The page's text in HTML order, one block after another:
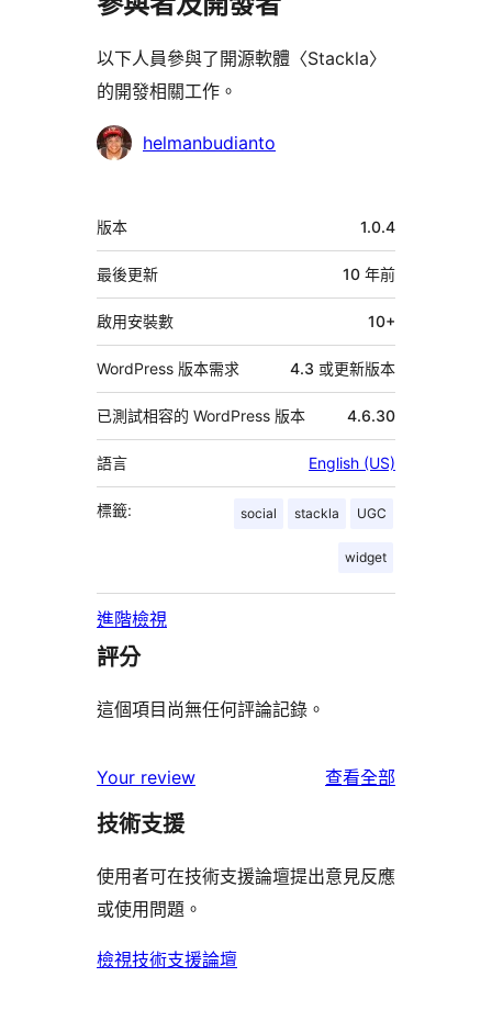
以下人員參與了開源軟體〈Stackla〉
的開發相關工作。
參
helmanbudianto
中
繼
資
料
版本 1.0.4
最後更新 10 年前
啟用安裝數 10+
WordPress 版本需求 4.3 或更新版本
已測試相容的 WordPress 版本 4.6.30
語言 English (US)
標籤: social stackla UGC
widget
進階檢視
評分
這個項目尚無任何評論記錄。
Your review 查看全部
評
技術支援
使用者可在技術支援論壇提出意見反應
或使用問題。
檢視技術支援論壇